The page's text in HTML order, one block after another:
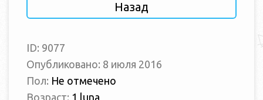
Назад
ID: 9077
Опубликовано: 8 июля 2016
Пол: Не отмечено
Возраст: 1 luna